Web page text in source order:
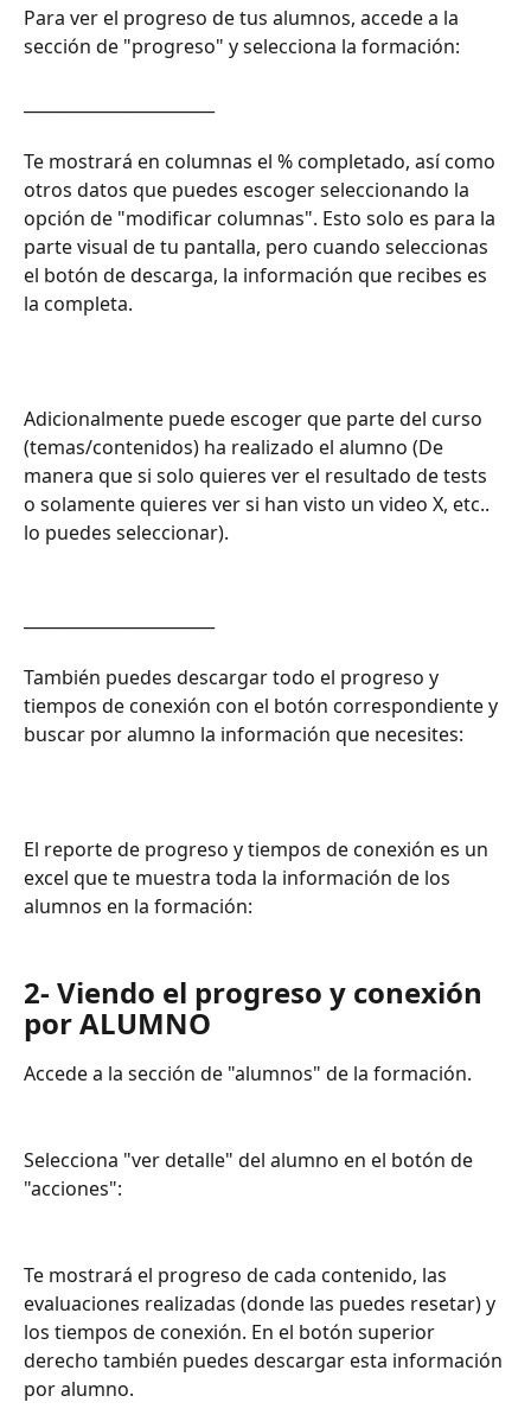
Para ver el progreso de tus alumnos, accede a la
sección de "progreso" y selecciona la formación:
Te mostrará en columnas el % completado, así como
otros datos que puedes escoger seleccionando la
opción de "modificar columnas". Esto solo es para la
parte visual de tu pantalla, pero cuando seleccionas
el botón de descarga, la información que recibes es
la completa.
Adicionalmente puede escoger que parte del curso
(temas/contenidos) ha realizado el alumno (De
manera que si solo quieres ver el resultado de tests
o solamente quieres ver si han visto un video X, etc..
lo puedes seleccionar).
También puedes descargar todo el progreso y
tiempos de conexión con el botón correspondiente y
buscar por alumno la información que necesites:
El reporte de progreso y tiempos de conexión es un
excel que te muestra toda la información de los
alumnos en la formación:
2- Viendo el progreso y conexión
por ALUMNO
Accede a la sección de "alumnos" de la formación.
Selecciona "ver detalle" del alumno en el botón de
"acciones":
Te mostrará el progreso de cada contenido, las
evaluaciones realizadas (donde las puedes resetar) y
los tiempos de conexión. En el botón superior
derecho también puedes descargar esta información
por alumno.